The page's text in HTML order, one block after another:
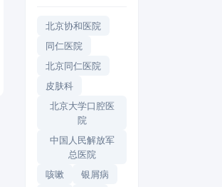
北京协和医院
同仁医院
北京同仁医院
皮肤科
北京大学口腔医
院
中国人民解放军
总医院
咳嗽
银屑病